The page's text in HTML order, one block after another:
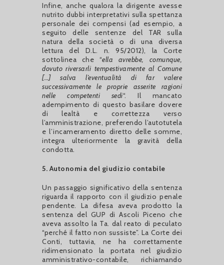
Infine, anche qualora la dirigente avesse
nutrito dubbi interpretativi sulla spettanza
personale dei compensi (ad esempio, a
seguito delle sentenze del TAR sulla
natura della società o di una diversa
lettura del D.L. n. 95/2012), la Corte
sottolinea che “ella avrebbe, comunque,
dovuto riversarli tempestivamente al Comune
[…] salva l’eventualità di far valere
successivamente le proprie asserite ragioni
nelle competenti sedi“. Il mancato
adempimento di questo basilare dovere
di lealtà e correttezza verso
l’amministrazione, preferendo l’autotutela
e l’incameramento diretto delle somme,
integra ulteriormente la gravità della
condotta.
5. Autonomia del giudizio contabile
Un passaggio significativo della sentenza
riguarda il rapporto con il giudizio penale
pendente. La difesa aveva prodotto la
sentenza del GUP di Ascoli Piceno che
aveva assolto la Ta. dal reato di peculato
“perché il fatto non sussiste”. La Corte dei
Conti, tuttavia, ne ha correttamente
ridimensionato la portata nel giudizio
amministrativo-contabile, richiamando